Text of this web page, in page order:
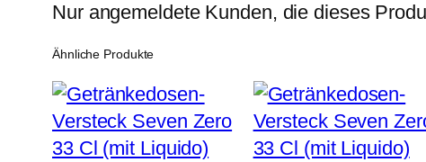
Nur angemeldete Kunden, die dieses
Ähnliche Produkte